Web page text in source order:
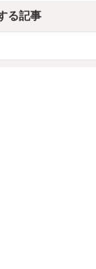
る記事